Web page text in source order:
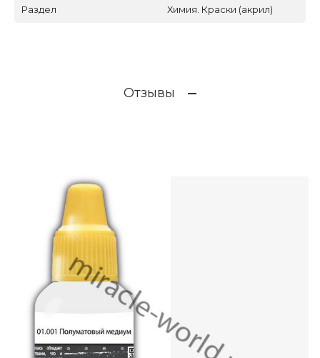
Раздел Химия. Краски (акрил)
Отзывы